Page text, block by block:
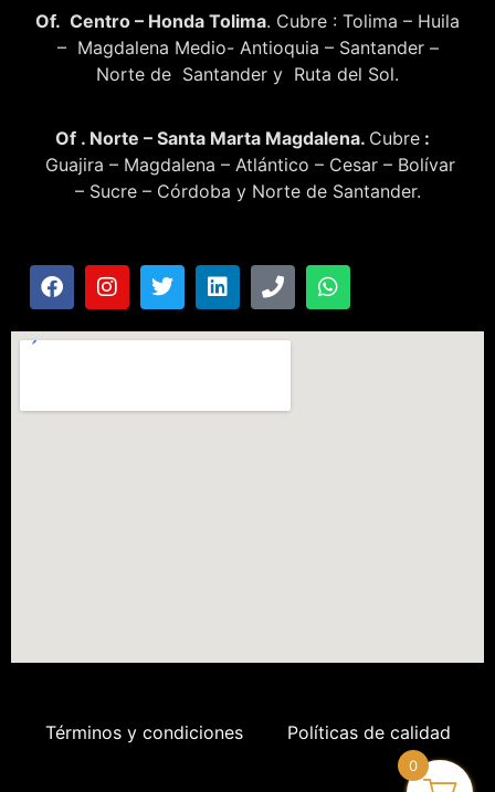
Of. Centro – Honda Tolima. Cubre : Tolima – Huila
– Magdalena Medio- Antioquia – Santander –
Norte de Santander y Ruta del Sol.
Of . Norte – Santa Marta Magdalena. Cubre :
Guajira – Magdalena – Atlántico – Cesar – Bolívar
– Sucre – Córdoba y Norte de Santander.
Términos y condiciones Políticas de calidad
0